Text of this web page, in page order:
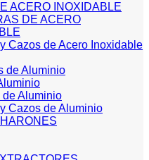
ACERO INOXIDABLE
DE ACERO
Cazos de Acero Inoxidable
de Aluminio
de Aluminio
Cazos de Aluminio